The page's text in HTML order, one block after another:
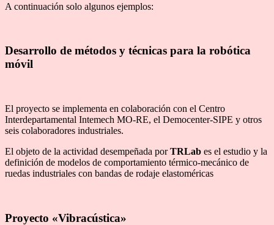
A continuación solo algunos ejemplos:
Desarrollo de métodos y técnicas para la robótica
móvil
El proyecto se implementa en colaboración con el Centro
Interdepartamental Intemech MO-RE, el Democenter-SIPE y otros
seis colaboradores industriales.
El objeto de la actividad desempeñada porTRLab es el estudio y la
definición de modelos de comportamiento térmico-mecánico de
ruedas industriales con bandas de rodaje elastoméricas
Proyecto «Vibracústica»